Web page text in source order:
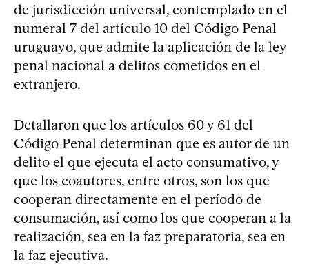
de jurisdicción universal, contemplado en el
numeral 7 del artículo 10 del Código Penal
uruguayo, que admite la aplicación de la ley
penal nacional a delitos cometidos en el
extranjero.
Detallaron que los artículos 60 y 61 del
Código Penal determinan que es autor de un
delito el que ejecuta el acto consumativo, y
que los coautores, entre otros, son los que
cooperan directamente en el período de
consumación, así como los que cooperan a la
realización, sea en la faz preparatoria, sea en
la faz ejecutiva.